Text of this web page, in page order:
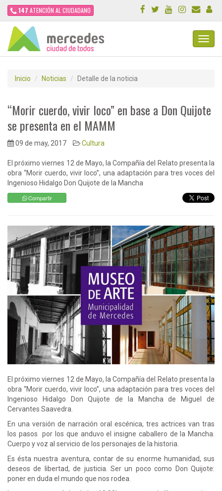
147 ATENCIÓN AL CIUDADANO
Inicio Noticias Detalle de la noticia
“Morir cuerdo, vivir loco” en base a Don Quijote
se presenta en el MAMM
09 de may, 2017 Cultura
El próximo viernes 12 de Mayo, la Compañía del Relato presenta la
obra “Morir cuerdo, vivir loco”, una adaptación para tres voces del
Ingenioso Hidalgo Don Quijote de la Mancha
Compartir
El próximo viernes 12 de Mayo, la Compañía del Relato presenta la
obra “Morir cuerdo, vivir loco”, una adaptación para tres voces del
Ingenioso Hidalgo Don Quijote de la Mancha de Miguel de
Cervantes Saavedra.
En una versión de narración oral escénica, tres actrices van tras
los pasos por los que anduvo el insigne caballero de la Mancha.
Cuerpo y voz al servicio de los personajes de la historia.
Es ésta nuestra aventura, contar de su enorme humanidad, sus
deseos de libertad, de justicia. Ser un poco como Don Quijote:
poner en duda el mundo que nos rodea.